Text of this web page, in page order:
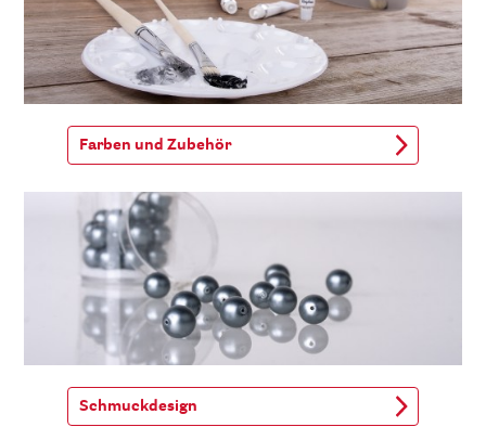
Farben und Zubehör
Schmuckdesign